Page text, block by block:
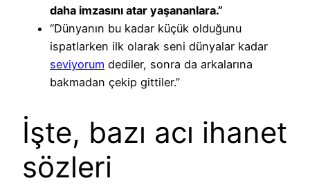
daha imzasını atar yaşananlara.”
“Dünyanın bu kadar küçük olduğunu
ispatlarken ilk olarak seni dünyalar kadar
seviyorum dediler, sonra da arkalarına
bakmadan çekip gittiler.”
İşte, bazı acı ihanet
sözleri